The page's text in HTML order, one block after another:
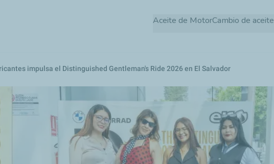
Pasar
Aceite de MotorCambio de aceite
impulsa el Distinguished Gentleman's Ride 2026 en El Salvador